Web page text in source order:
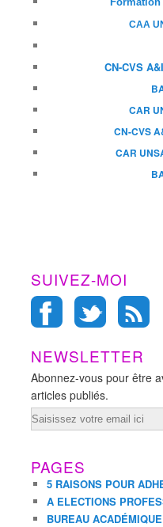
Baromètre UNSA des
CAA
CN-CVS
CAR
CN-CVS
CAR
SUIVEZ-MOI
NEWSLETTER
Abonnez-vous pour être
articles publiés.
Email
PAGES
5 RAISONS POUR
A ELECTIONS
BUREAU